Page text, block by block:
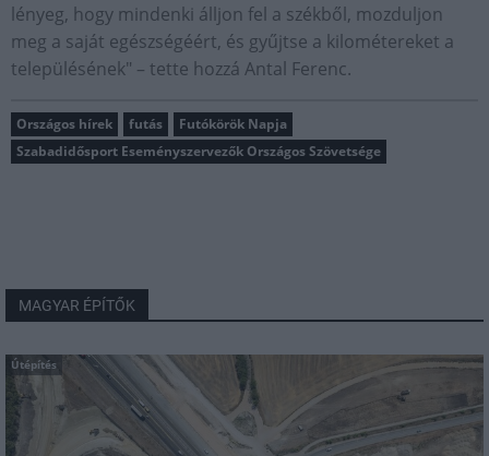
lényeg, hogy mindenki álljon fel a székből, mozduljon
meg a saját egészségéért, és gyűjtse a kilométereket a
településének" – tette hozzá Antal Ferenc.
Országos hírek futás
Futókörök Napja
Szabadidősport Eseményszervezők Országos Szövetsége
MAGYAR ÉPÍTŐK
Útépítés